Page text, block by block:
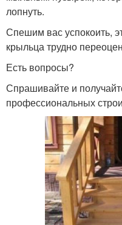
лопнуть.
Спешим вас успокоить,
крыльца трудно
Есть вопросы?
Спрашивайте и
профессиональных